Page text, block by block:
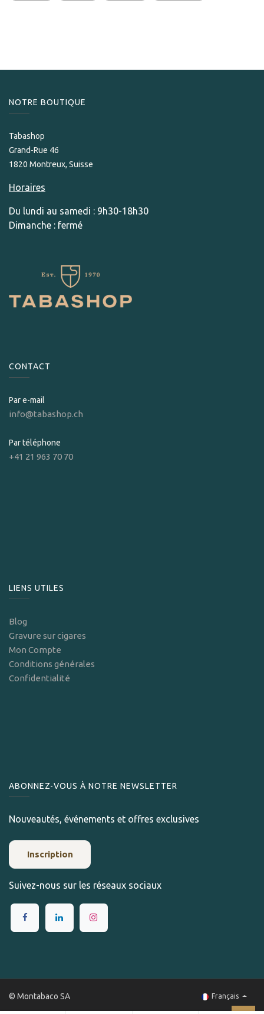
NOTRE BOUTIQUE
Tabashop
Grand-Rue 46
1820 Montreux, Suisse
Horaires
Du lundi au samedi : 9h30-18h30
Dimanche : fermé
CONTACT
Par e-mail
info@tabashop.ch
Par téléphone
+41 21 963 70 70
LIENS UTILES
Blog
Gravure sur cigares
Mon Compte
Conditions générales
Confidentialité
ABONNEZ-VOUS À NOTRE NEWSLETTER
Nouveautés, événements et offres exclusives
Inscription
Suivez-nous sur les réseaux sociaux
© Montabaco SA Français